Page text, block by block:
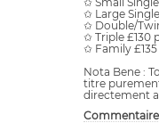
✩ Large
✩ Double/
✩ Triple £130
✩ Family
Nota Bene :
titre
directement